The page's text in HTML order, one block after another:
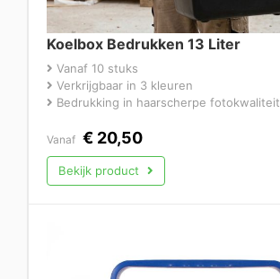
Koelbox Bedrukken 13 Liter
Vanaf 10 stuks
Verkrijgbaar in 3 kleuren
Bedrukking in haarscherpe fotokwaliteit
Vanaf € 20,50
Bekijk product